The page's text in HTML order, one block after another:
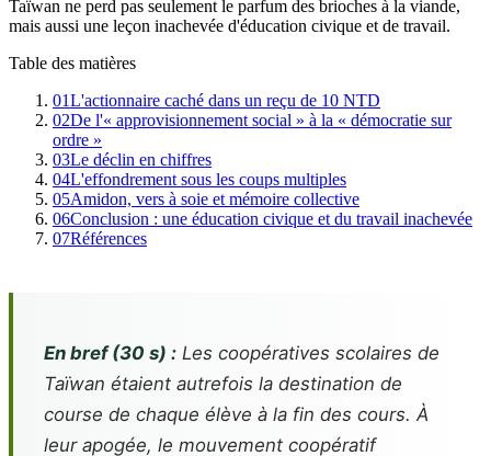
Taïwan ne perd pas seulement le parfum des brioches à la viande,
mais aussi une leçon inachevée d'éducation civique et de travail.
Table des matières
01L'actionnaire caché dans un reçu de 10 NTD
02De l'« approvisionnement social » à la « démocratie sur
ordre »
03Le déclin en chiffres
04L'effondrement sous les coups multiples
05Amidon, vers à soie et mémoire collective
06Conclusion : une éducation civique et du travail inachevée
07Références
En bref (30 s) : Les coopératives scolaires de
Taïwan étaient autrefois la destination de
course de chaque élève à la fin des cours. À
leur apogée, le mouvement coopératif